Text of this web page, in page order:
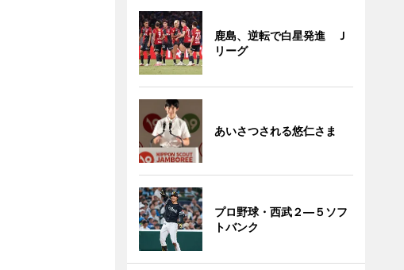
鹿島、逆転で白星発進 Ｊ
リーグ
あいさつされる悠仁さま
プロ野球・西武２―５ソフ
トバンク